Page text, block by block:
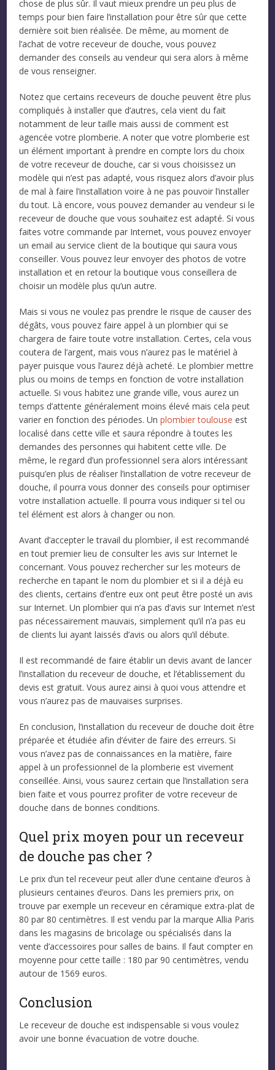
chose de plus sûr. Il vaut mieux prendre un peu plus de
temps pour bien faire l’installation pour être sûr que cette
dernière soit bien réalisée. De même, au moment de
l’achat de votre receveur de douche, vous pouvez
demander des conseils au vendeur qui sera alors à même
de vous renseigner.
Notez que certains receveurs de douche peuvent être plus
compliqués à installer que d’autres, cela vient du fait
notamment de leur taille mais aussi de comment est
agencée votre plomberie. A noter que votre plomberie est
un élément important à prendre en compte lors du choix
de votre receveur de douche, car si vous choisissez un
modèle qui n’est pas adapté, vous risquez alors d’avoir plus
de mal à faire l’installation voire à ne pas pouvoir l’installer
du tout. Là encore, vous pouvez demander au vendeur si le
receveur de douche que vous souhaitez est adapté. Si vous
faites votre commande par Internet, vous pouvez envoyer
un email au service client de la boutique qui saura vous
conseiller. Vous pouvez leur envoyer des photos de votre
installation et en retour la boutique vous conseillera de
choisir un modèle plus qu’un autre.
Mais si vous ne voulez pas prendre le risque de causer des
dégâts, vous pouvez faire appel à un plombier qui se
chargera de faire toute votre installation. Certes, cela vous
coutera de l’argent, mais vous n’aurez pas le matériel à
payer puisque vous l’aurez déjà acheté. Le plombier mettre
plus ou moins de temps en fonction de votre installation
actuelle. Si vous habitez une grande ville, vous aurez un
temps d’attente généralement moins élevé mais cela peut
varier en fonction des périodes. Unplombier toulouse est
localisé dans cette ville et saura répondre à toutes les
demandes des personnes qui habitent cette ville. De
même, le regard d’un professionnel sera alors intéressant
puisqu’en plus de réaliser l’installation de votre receveur de
douche, il pourra vous donner des conseils pour optimiser
votre installation actuelle. Il pourra vous indiquer si tel ou
tel élément est alors à changer ou non.
Avant d’accepter le travail du plombier, il est recommandé
en tout premier lieu de consulter les avis sur Internet le
concernant. Vous pouvez rechercher sur les moteurs de
recherche en tapant le nom du plombier et si il a déjà eu
des clients, certains d’entre eux ont peut être posté un avis
sur Internet. Un plombier qui n’a pas d’avis sur Internet n’est
pas nécessairement mauvais, simplement qu’il n’a pas eu
de clients lui ayant laissés d’avis ou alors qu’il débute.
Il est recommandé de faire établir un devis avant de lancer
l’installation du receveur de douche, et l’établissement du
devis est gratuit. Vous aurez ainsi à quoi vous attendre et
vous n’aurez pas de mauvaises surprises.
En conclusion, l’installation du receveur de douche doit être
préparée et étudiée afin d’éviter de faire des erreurs. Si
vous n’avez pas de connaissances en la matière, faire
appel à un professionnel de la plomberie est vivement
conseillée. Ainsi, vous saurez certain que l’installation sera
bien faite et vous pourrez profiter de votre receveur de
douche dans de bonnes conditions.
Quel prix moyen pour un receveur
de douche pas cher ?
Le prix d’un tel receveur peut aller d’une centaine d’euros à
plusieurs centaines d’euros. Dans les premiers prix, on
trouve par exemple un receveur en céramique extra-plat de
80 par 80 centimètres. Il est vendu par la marque Allia Paris
dans les magasins de bricolage ou spécialisés dans la
vente d’accessoires pour salles de bains. Il faut compter en
moyenne pour cette taille : 180 par 90 centimètres, vendu
autour de 1569 euros.
Conclusion
Le receveur de douche est indispensable si vous voulez
avoir une bonne évacuation de votre douche.